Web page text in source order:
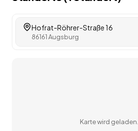
Hofrat-Röhrer-Straße 16
86161 Augsburg
Karte wird geladen…